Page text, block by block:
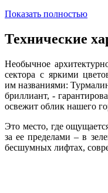
Показать полностью
Технические
Необычное
сектора с яркими
им названиями:
бриллиант, -
освежит облик нашего
Это место, где
за ее пределами – в
бесшумных лифтах,